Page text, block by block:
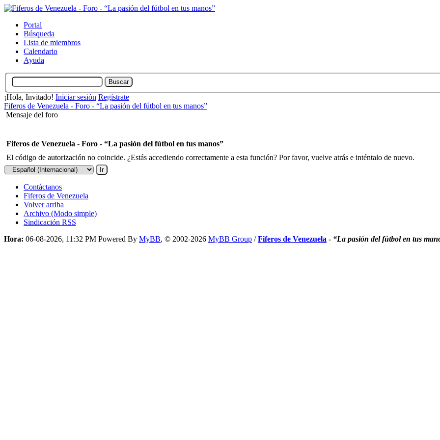
Portal
Búsqueda
Lista de miembros
Calendario
Ayuda
¡Hola, Invitado! Iniciar sesión Regístrate
Fiferos de Venezuela - Foro - “La pasión del fútbol en tus manos”
Mensaje del foro
Fiferos de Venezuela - Foro - “La pasión del fútbol en tus manos”
El código de autorización no coincide. ¿Estás accediendo correctamente a esta función? Por favor, vuelve atrás e inténtalo de nuevo.
Contáctanos
Fiferos de Venezuela
Volver arriba
Archivo (Modo simple)
Sindicación RSS
Hora: 06-08-2026, 11:32 PM Powered By MyBB, © 2002-2026 MyBB Group /Fiferos de Venezuela - “La pasión del fútbol en tus